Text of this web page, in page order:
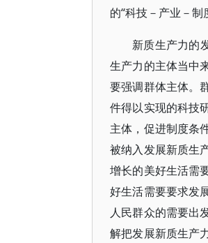
的“科技－产业－
新质生产力的
生产力的主体当中
要强调群体主体。
件得以实现的科技
主体，促进制度条
被纳入发展新质生
增长的美好生活需
好生活需要要求发
人民群众的需要出
解把发展新质生产